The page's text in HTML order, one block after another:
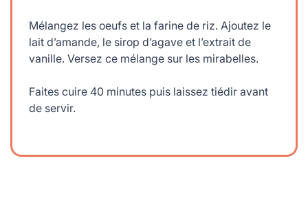
Mélangez les oeufs et la farine de riz. Ajoutez le
lait d’amande, le sirop d’agave et l’extrait de
vanille. Versez ce mélange sur les mirabelles.
Faites cuire 40 minutes puis laissez tiédir avant
de servir.